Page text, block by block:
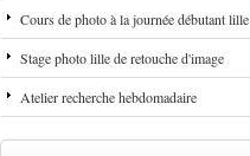
Cours de photo à la journée débutant lille
Stage photo lille de retouche d'image
Atelier recherche hebdomadaire